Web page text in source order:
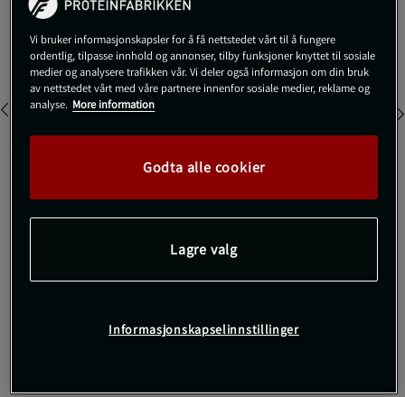
Farge: Black Beauty
L
Vi bruker informasjonskapsler for å få nettstedet vårt til å fungere
ordentlig, tilpasse innhold og annonser, tilby funksjoner knyttet til sosiale
medier og analysere trafikken vår. Vi deler også informasjon om din bruk
av nettstedet vårt med våre partnere innenfor sosiale medier, reklame og
analyse. More information
Godta alle cookier
Lagre valg
Informasjonskapselinnstillinger